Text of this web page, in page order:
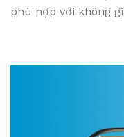
phù hợp với không